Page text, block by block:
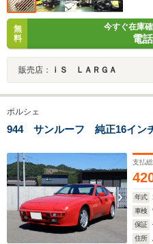
無
料
今すぐ在庫
電
販売店： ｉＳ ＬＡＲＧＡ
ポルシェ
944 サンルーフ 純正16イン
支払
年式
車検
保証
住所